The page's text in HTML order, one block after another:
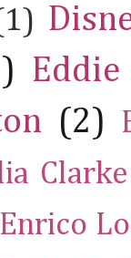
Eddie
(2)
Clarke
Enrico